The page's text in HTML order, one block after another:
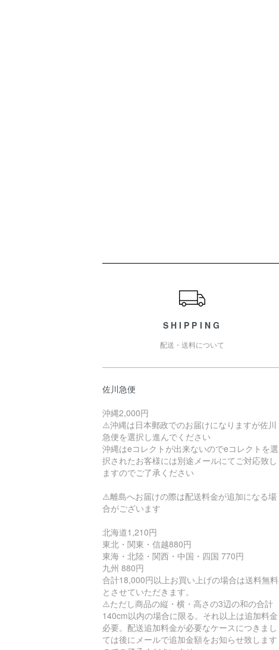
SHIPPING
配送・送料について
佐川急便
沖縄2,000円
⚠️沖縄は日本郵政でのお届けになりますが佐川
急便を選択し進んでください
沖縄はeコレクトが出来ないのでeコレクトを選
択されたお客様には別途メールにてご対応致し
ますのでご了承ください
⚠️離島へお届けの際は配送料金が追加になる場
合がございます
北海道1,210円
東北・関東・信越880円
東海・北陸・関西・中国・四国 770円
九州 880円
合計18,000円以上お買い上げの場合は送料無料
とさせていただきます。
⚠️ただし商品の縦・横・高さの3辺の和の合計
140cm以内の場合に限る。それ以上は追加料金
必要。配送追加料金が必要なケースにつきまし
ては後にメールで追加金額をお知らせ致します